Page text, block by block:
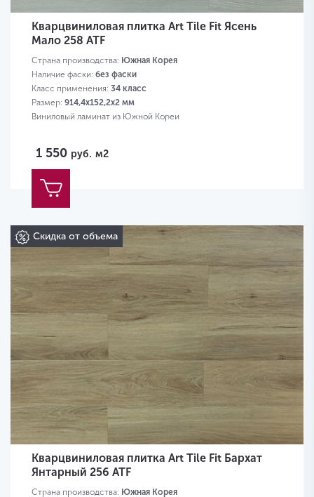
Кварцвиниловая плитка Art Tile Fit Ясень
Мало 258 ATF
Страна производства: Южная Корея
Наличие фаски: без фаски
Класс применения: 34 класс
Размер: 914,4х152,2х2 мм
Виниловый ламинат из Южной Кореи
1 550 руб. м2
Скидка от объема
Кварцвиниловая плитка Art Tile Fit Бархат
Янтарный 256 ATF
Страна производства: Южная Корея